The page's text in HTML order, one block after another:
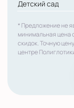
Детский сад
* Предложение не
минимальная цена
скидок. Точную
центре